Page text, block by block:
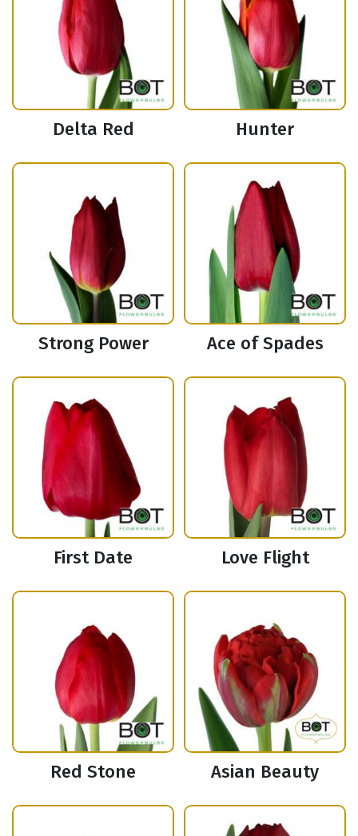
Delta Red Hunter
Strong Power Ace of Spades
First Date Love Flight
Red Stone Asian Beauty